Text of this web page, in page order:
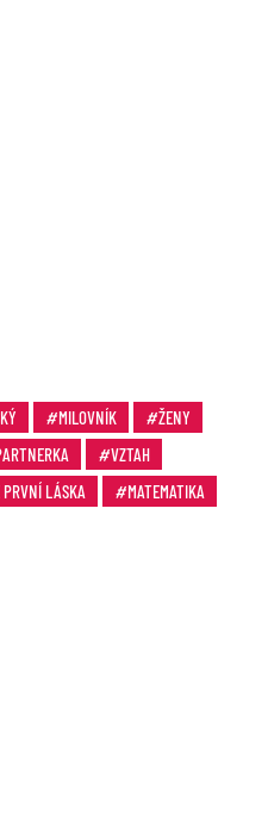
MILOVNÍK
ŽENY
VZTAH
PRVNÍ LÁSKA
MATEMATIKA